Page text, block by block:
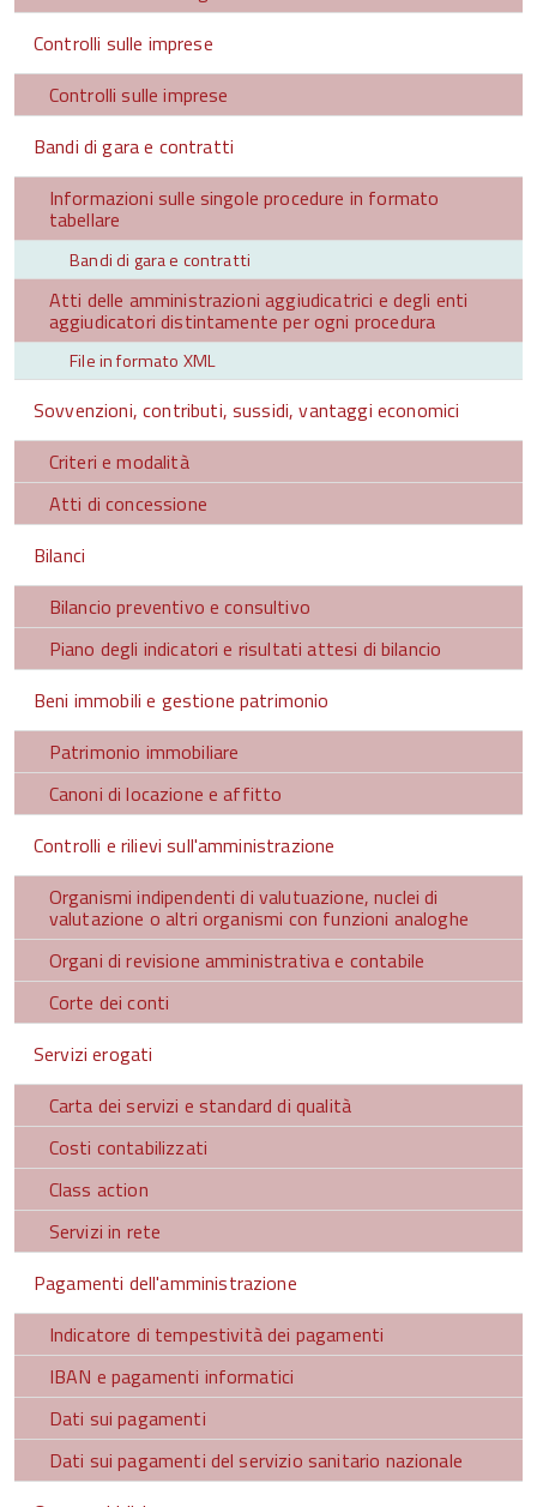
Controlli sulle imprese
Controlli sulle imprese
Bandi di gara e contratti
Informazioni sulle singole procedure in formato
tabellare
Bandi di gara e contratti
Atti delle amministrazioni aggiudicatrici e degli enti
aggiudicatori distintamente per ogni procedura
File in formato XML
Sovvenzioni, contributi, sussidi, vantaggi economici
Criteri e modalità
Atti di concessione
Bilanci
Bilancio preventivo e consultivo
Piano degli indicatori e risultati attesi di bilancio
Beni immobili e gestione patrimonio
Patrimonio immobiliare
Canoni di locazione e affitto
Controlli e rilievi sull'amministrazione
Organismi indipendenti di valutuazione, nuclei di
valutazione o altri organismi con funzioni analoghe
Organi di revisione amministrativa e contabile
Corte dei conti
Servizi erogati
Carta dei servizi e standard di qualità
Costi contabilizzati
Class action
Servizi in rete
Pagamenti dell'amministrazione
Indicatore di tempestività dei pagamenti
IBAN e pagamenti informatici
Dati sui pagamenti
Dati sui pagamenti del servizio sanitario nazionale